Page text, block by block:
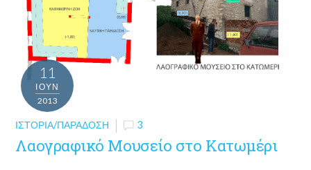
11
ΙΟΎΝ
2013
ΙΣΤΟΡΊΑ/ΠΑΡΆΔΟΣΗ 3
Λαογραφικό Μουσείο στο Κατωμέρι